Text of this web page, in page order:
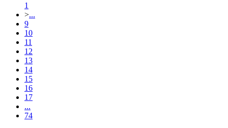
1
>...
9
10
11
12
13
14
15
16
17
...
74